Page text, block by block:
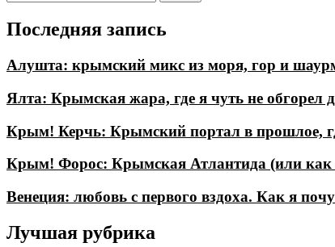
Последняя запись
Алушта: крымский микс из моря, гор и
Ялта: Крымская жара, где я чуть не обгорел
Крым! Керчь: Крымский портал в прошлое,
Крым! Форос: Крымская Атлантида (или как
Венеция: любовь с первого вздоха. Как я
Лучшая рубрика